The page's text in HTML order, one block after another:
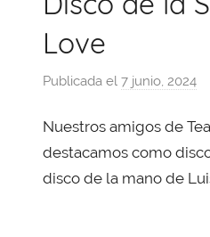
Love
Publicada el 7 junio, 2024
r
X
a
Nuestros amigos de
destacamos como
disco de la mano de